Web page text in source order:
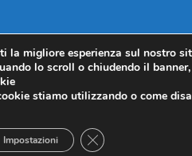
la migliore esperienza sul nostro
lo scroll o chiudendo il
stiamo utilizzando o come
Impostazioni CLOSE GDPR